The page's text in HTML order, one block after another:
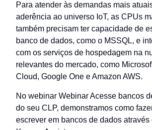
Para atender às demandas mais
aderência ao universo IoT, as CPUs
também precisam ter capacidade de
banco de dados, como o MSSQL, e
com os serviços de hospedagem na
relevantes do mercado, como
Cloud, Google One e Amazon AWS.
No webinar Webinar Acesse bancos
do seu CLP, demonstramos como
escrever em bancos de dados